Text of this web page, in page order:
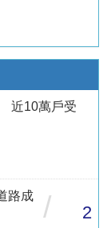
近10萬戶受
路成
/ 2